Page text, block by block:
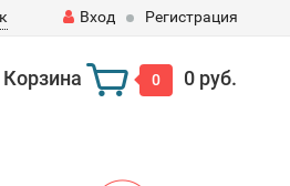
Вход Регистрация
Корзина 0 0 руб.